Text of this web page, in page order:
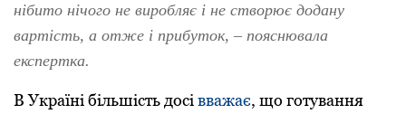
нібито нічого не виробляє і не створює додану
вартість, а отже і прибуток, – пояснювала
експертка.
В Україні більшість досі вважає, що готування